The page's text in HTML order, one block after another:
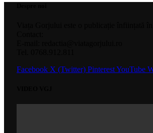
Facebook X (Twitter) PinterestYouTube